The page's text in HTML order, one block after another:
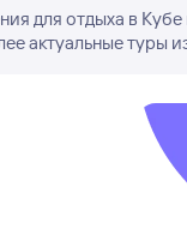
для отдыха в
актуальные туры